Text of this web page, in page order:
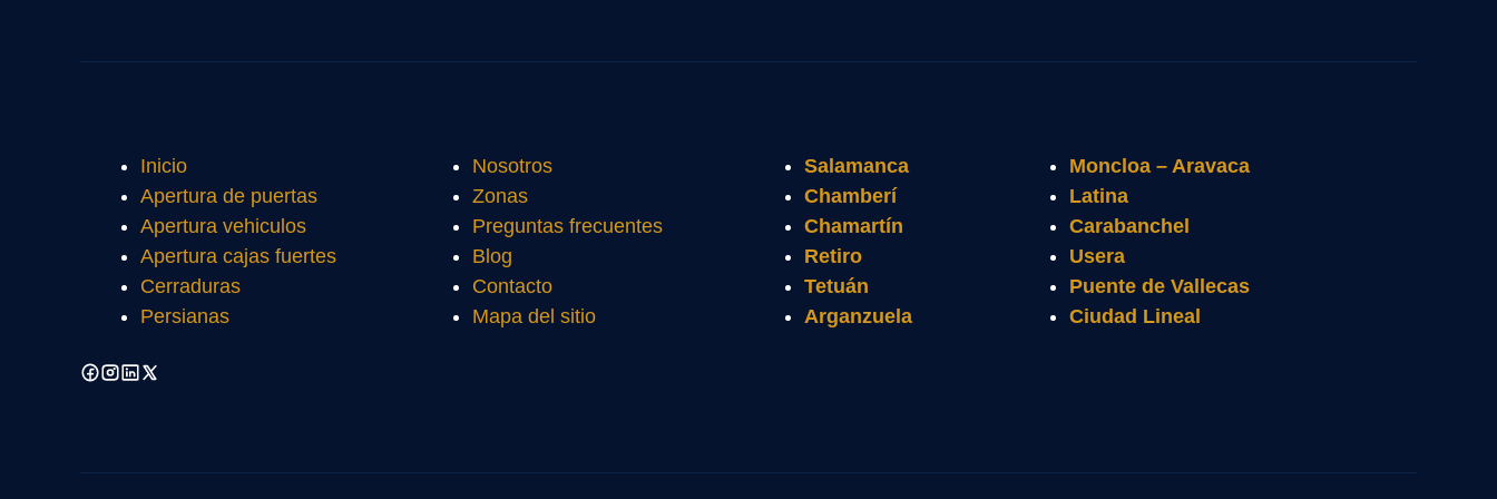
Inicio
Apertura de puertas
Apertura vehiculos
Apertura cajas fuertes
Cerraduras
Persianas
Nosotros
Zonas
Preguntas frecuentes
Blog
Contacto
Mapa del sitio
Salamanca
Chamberí
Chamartín
Retiro
Tetuán
Arganzuela
Moncloa – Aravaca
Latina
Carabanchel
Usera
Puente de Vallecas
Ciudad Lineal